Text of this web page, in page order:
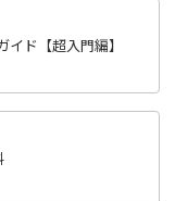
ド【超入門編】